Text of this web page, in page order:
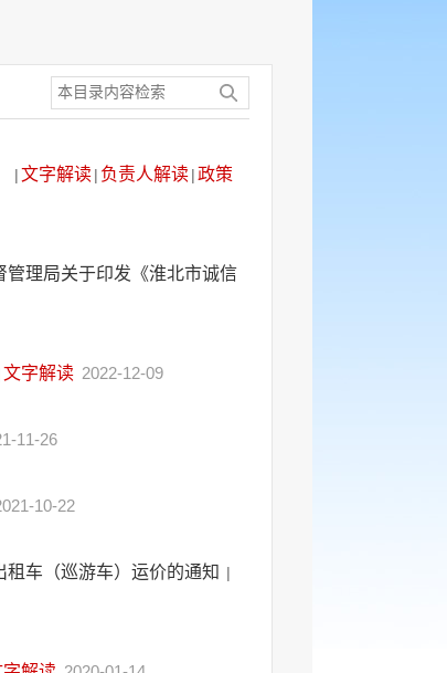
|文字解读| 负责人解读|政策
理局关于印发《淮北市诚信
文字解读 2022-12-09
11-26
10-22
车（巡游车）运价的通知 |